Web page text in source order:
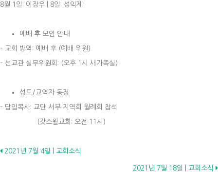
8월 1일: 이장우 | 8일: 성익제
예배 후 모임 안내
– 교회 방역: 예배 후 (예배 위원)
– 선교관 실무위원회: (오후 1시 새가족실)
성도/교역자 동정
– 담임목사: 교단 서부 지역회 월례회 참석
(갓스윌교회: 오전 11시)
Posts
2021년 7월 4일 | 교회소식
2021년 7월 18일 | 교회소식